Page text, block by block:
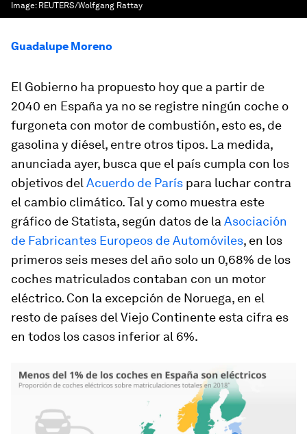
Image: REUTERS/Wolfgang Rattay
Guadalupe Moreno
El Gobierno ha propuesto hoy que a partir de
2040 en España ya no se registre ningún coche o
furgoneta con motor de combustión, esto es, de
gasolina y diésel, entre otros tipos. La medida,
anunciada ayer, busca que el país cumpla con los
objetivos del Acuerdo de París para luchar contra
el cambio climático. Tal y como muestra este
gráfico de Statista, según datos de la Asociación
de Fabricantes Europeos de Automóviles, en los
primeros seis meses del año solo un 0,68% de los
coches matriculados contaban con un motor
eléctrico. Con la excepción de Noruega, en el
resto de países del Viejo Continente esta cifra es
en todos los casos inferior al 6%.